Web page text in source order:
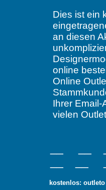
Dies ist ein
an diesen
online
Online
Ihrer
vielen
kostenlos: outleto